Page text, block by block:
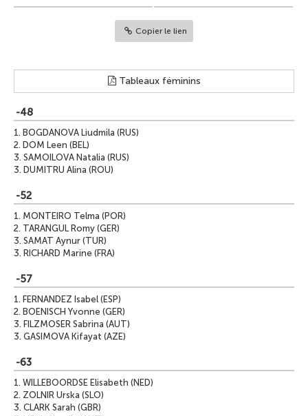
Copier le lien
Tableaux féminins
-48
1. BOGDANOVA Liudmila (RUS)
2. DOM Leen (BEL)
3. SAMOILOVA Natalia (RUS)
3. DUMITRU Alina (ROU)
-52
1. MONTEIRO Telma (POR)
2. TARANGUL Romy (GER)
3. SAMAT Aynur (TUR)
3. RICHARD Marine (FRA)
-57
1. FERNANDEZ Isabel (ESP)
2. BOENISCH Yvonne (GER)
3. FILZMOSER Sabrina (AUT)
3. GASIMOVA Kifayat (AZE)
-63
1. WILLEBOORDSE Elisabeth (NED)
2. ZOLNIR Urska (SLO)
3. CLARK Sarah (GBR)